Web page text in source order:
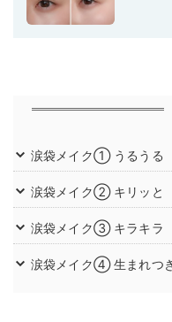
涙袋メイク① うるうる
涙袋メイク② キリッと
涙袋メイク③ キラキラ
涙袋メイク④ 生まれつ